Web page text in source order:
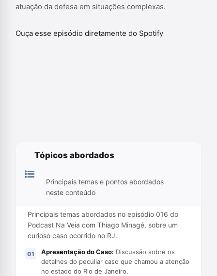
atuação da defesa em situações complexas.
Ouça esse episódio diretamente do Spotify
Tópicos abordados
Principais temas e pontos abordados
neste conteúdo
Principais temas abordados no episódio 016 do
Podcast Na Veia com Thiago Minagé, sobre um
curioso caso ocorrido no RJ.
Apresentação do Caso: Discussão sobre os
detalhes do peculiar caso que chamou a atenção
no estado do Rio de Janeiro.